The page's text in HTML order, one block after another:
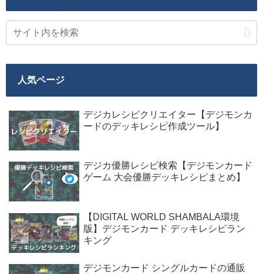
人気ページ
デジカレシピクリエイター【デジモンカ
ードのデッキレシピ作成ツール】
デジカ優勝レシピ検索【デジモンカード
ゲーム 大会優勝デッキレシピまとめ】
【DIGITAL WORLD SHAMBALA環境
版】デジモンカード デッキレシピラン
キング
デジモンカード シングルカードの通販